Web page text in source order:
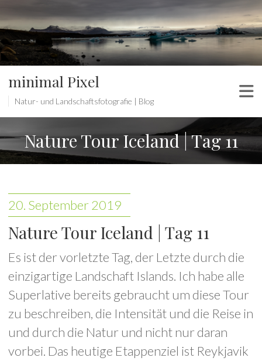
minimal Pixel
Natur- und Landschaftsfotografie | Blog
Nature Tour Iceland | Tag 11
20. September 2019
Nature Tour Iceland | Tag 11
Es ist der vorletzte Tag, der Letzte durch die
einzigartige Landschaft Islands. Ich habe alle
Superlative bereits gebraucht um diese Tour
zu beschreiben, die Intensität und die Reise in
und durch die Natur und nicht nur daran
vorbei. Das heutige Etappenziel ist Reykjavik